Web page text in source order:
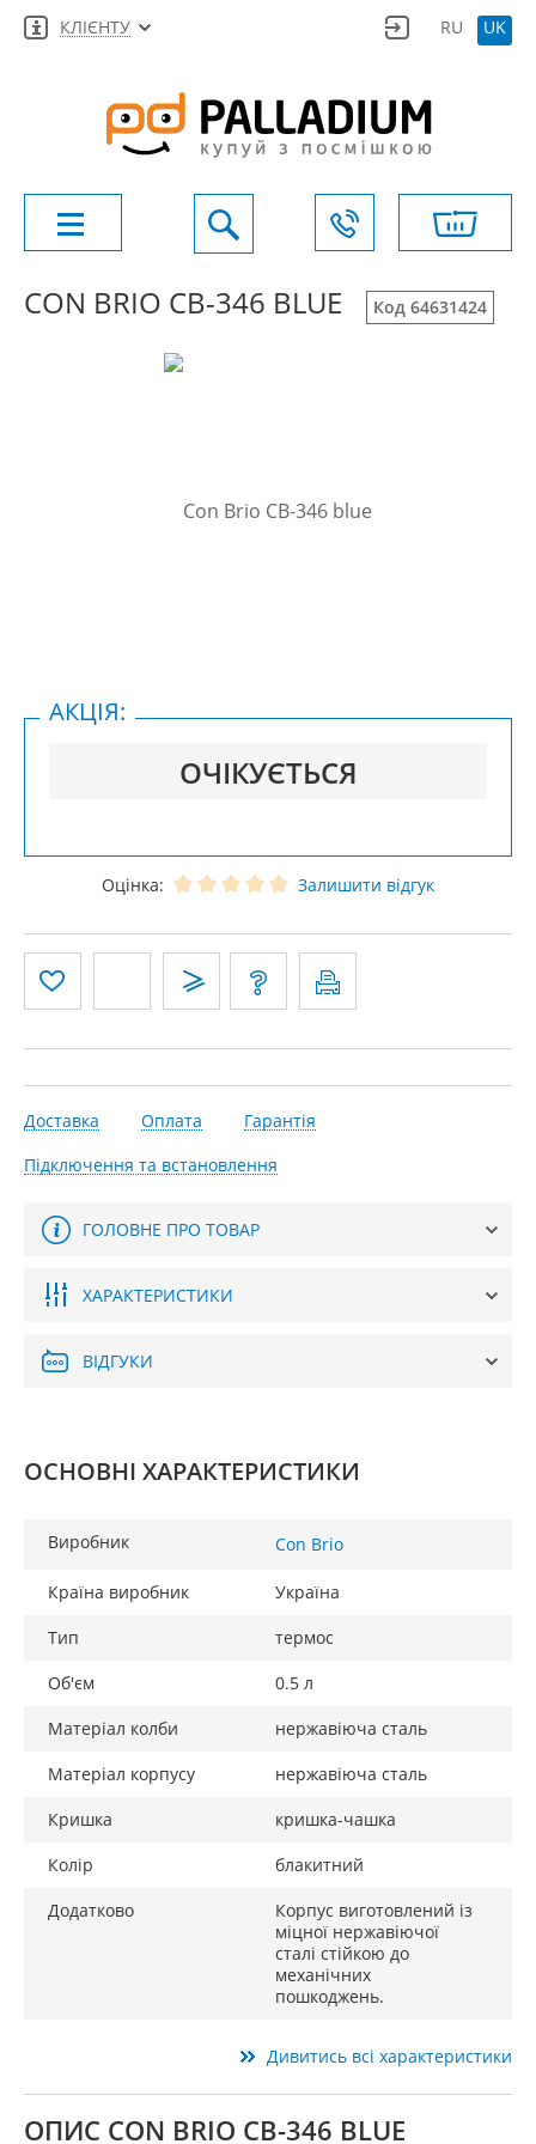
КЛІЄНТУ RU UK
CON BRIO СВ-346 BLUE Код 64631424
ОЧІКУЄТЬСЯ
АКЦІЯ:
Оцінка: Залишити відгук
Доставка Оплата
Гарантія
Підключення та встановлення
ГОЛОВНЕ ПРО ТОВАР
ХАРАКТЕРИСТИКИ
ВІДГУКИ
ОСНОВНІ ХАРАКТЕРИСТИКИ
Виробник Con Brio
Країна виробник
Україна
Тип
термос
Об'єм
0.5 л
Матеріал колби
нержавіюча сталь
Матеріал корпусу
нержавіюча сталь
Кришка
кришка-чашка
Колір
блакитний
Додатково
Корпус виготовлений із
міцної нержавіючої
сталі стійкою до
механічних
пошкоджень.
Дивитись всі характеристики
ОПИС CON BRIO СВ-346 BLUE